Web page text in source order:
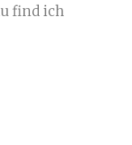
find ich